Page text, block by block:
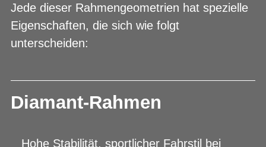
Jede dieser Rahmengeometrien hat spezielle
Eigenschaften, die sich wie folgt
unterscheiden:
Diamant-Rahmen
Hohe Stabilität, sportlicher Fahrstil bei